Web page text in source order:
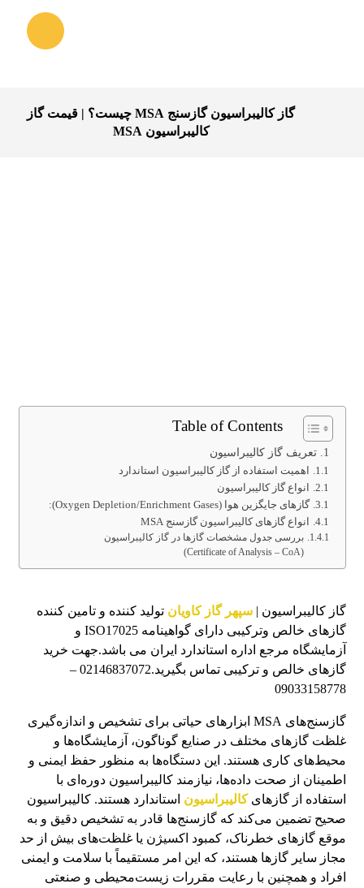
گاز کالیبراسیون گازسنج MSA چیست؟ | قیمت گاز
کالیبراسیون MSA
Table of Contents
تعریف گاز کالیبراسیون
اهمیت استفاده از گاز کالیبراسیون استاندارد
انواع گاز کالیبراسیون
گازهای جایگزین هوا (Oxygen Depletion/Enrichment Gases):
انواع گازهای کالیبراسیون گازسنج MSA
بررسی جدول مشخصات گازها در گاز کالیبراسیون
(Certificate of Analysis – CoA)
گاز کالیبراسیون |سپهر گاز کاویان تولید کننده و تامین کننده
گازهای خالص وترکیبی دارای گواهینامه ISO17025 و
آزمایشگاه مرجع اداره استاندارد ایران می باشد.جهت خرید
گازهای خالص و ترکیبی تماس بگیرید.02146837072 –
09033158778
گازسنج‌های MSA ابزارهای حیاتی برای تشخیص و اندازه‌گیری
غلظت گازهای مختلف در صنایع گوناگون، آزمایشگاه‌ها و
محیط‌های کاری هستند. این دستگاه‌ها به منظور حفظ ایمنی و
اطمینان از صحت داده‌ها، نیازمند کالیبراسیون دوره‌ای با
استفاده از گازهایکالیبراسیون استاندارد هستند. کالیبراسیون
صحیح تضمین می‌کند که گازسنج‌ها قادر به تشخیص دقیق و به
موقع گازهای خطرناک، کمبود اکسیژن یا غلظت‌های بیش از حد
مجاز سایر گازها هستند، که این امر مستقیماً با سلامت و ایمنی
افراد و همچنین با رعایت مقررات زیست‌محیطی و صنعتی